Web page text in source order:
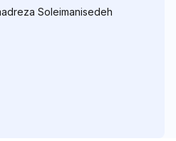
Soleimanisedeh